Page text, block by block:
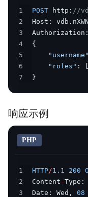
1 POST http : //
2
Host : vdb .
3
Authorization :
4
{
5
"username"
6
"roles" : [
7
}
响应示例
PHP
1 HTTP/1.1 200
2
Content -Type :
3
Date : Wed , 08